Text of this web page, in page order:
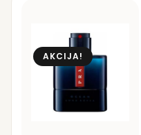
AKCIJA!